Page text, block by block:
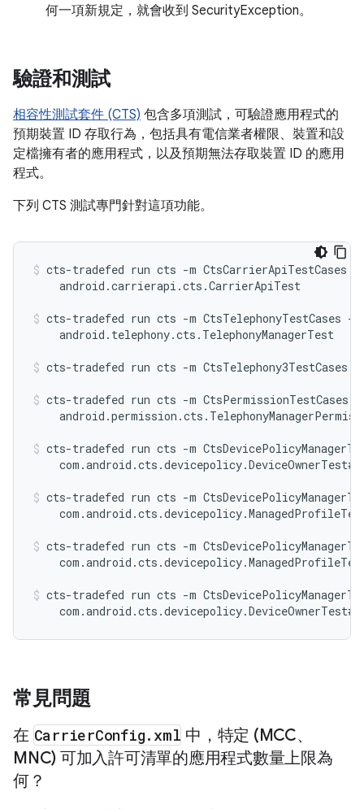
何一項新規定，就會收到 SecurityException。
驗證和測試
相容性測試套件 (CTS) 包含多項測試，可驗證應用程式的
預期裝置 ID 存取行為，包括具有電信業者權限、裝置和設
定檔擁有者的應用程式，以及預期無法存取裝置 ID 的應用
程式。
下列 CTS 測試專門針對這項功能。
cts-tradefed run cts -m CtsCarrierApiTestCases
    android.carrierapi.cts.CarrierApiTest
cts-tradefed run cts -m CtsTelephonyTestCases -t
    android.telephony.cts.TelephonyManagerTest
cts-tradefed run cts -m CtsTelephony3TestCases
cts-tradefed run cts -m CtsPermissionTestCases
cts-tradefed run cts -m
cts-tradefed run cts -m
cts-tradefed run cts -m
cts-tradefed run cts -m
常見問題
在 CarrierConfig. xml 中，特定 (MCC、
MNC) 可加入許可清單的應用程式數量上限為
何？